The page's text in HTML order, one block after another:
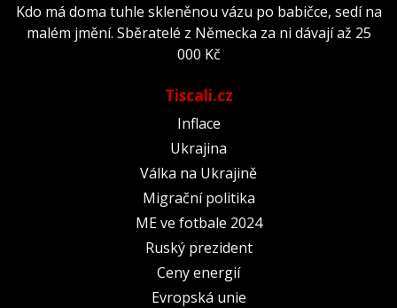
Kdo má doma tuhle skleněnou vázu po babičce, sedí na
malém jmění. Sběratelé z Německa za ni dávají až 25
000 Kč
Tiscali.cz
Inflace
Ukrajina
Válka na Ukrajině
Migrační politika
ME ve fotbale 2024
Ruský prezident
Ceny energií
Evropská unie